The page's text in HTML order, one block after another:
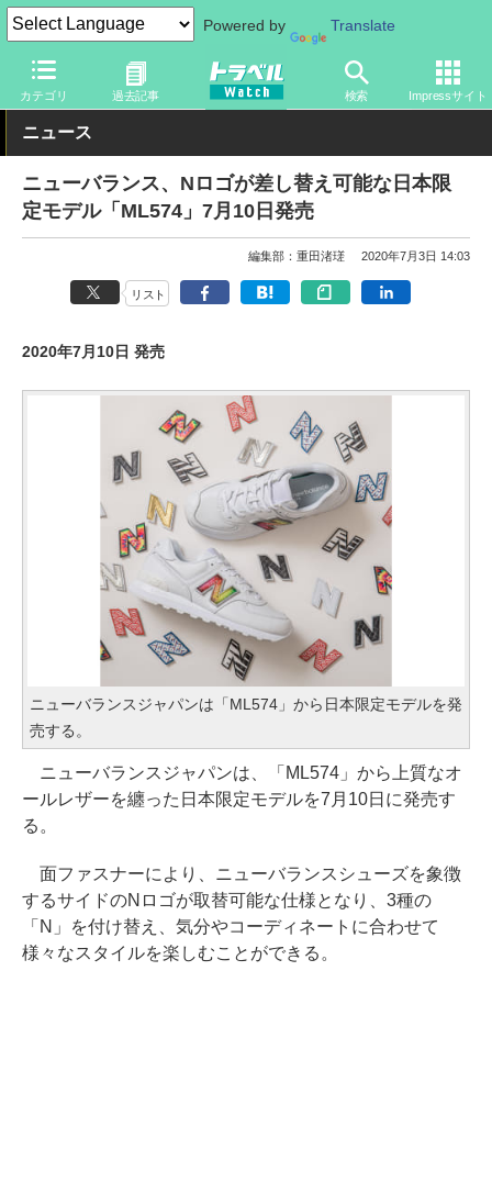
Powered by Translate
カテゴリ 過去記事 検索 Impressサイト
トラベル Watch 旅のアイテム 旅行グッズ その他
ニュース
ニューバランス、Nロゴが差し替え可能な日本限
定モデル「ML574」7月10日発売
編集部：重田渚瑳 2020年7月3日 14:03
リスト
2020年7月10日 発売
ニューバランスジャパンは「ML574」から日本限定モデルを発
売する。
ニューバランスジャパンは、「ML574」から上質なオ
ールレザーを纏った日本限定モデルを7月10日に発売す
る。
面ファスナーにより、ニューバランスシューズを象徴
するサイドのNロゴが取替可能な仕様となり、3種の
「N」を付け替え、気分やコーディネートに合わせて
様々なスタイルを楽しむことができる。